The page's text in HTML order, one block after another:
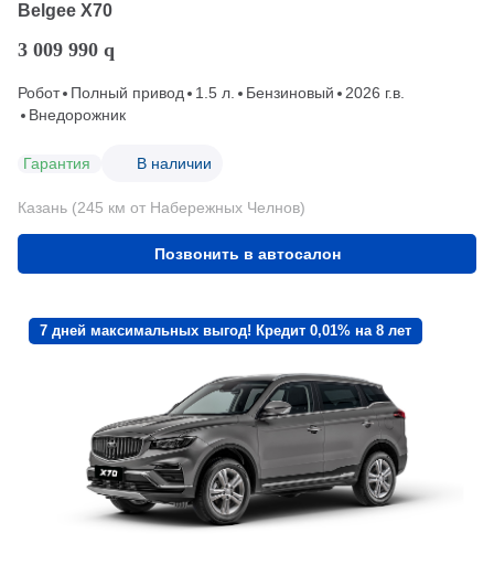
Belgee X70
3 009 990 q
Робот Полный привод 1.5 л. Бензиновый
2026 г.в.
Внедорожник
Гарантия В наличии
Казань (245 км от Набережных Челнов)
Позвонить в автосалон
7 дней максимальных выгод! Кредит 0,01% на 8 лет